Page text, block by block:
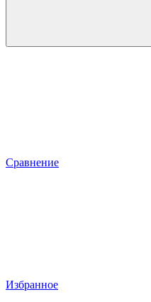
Сравнение
Избранное